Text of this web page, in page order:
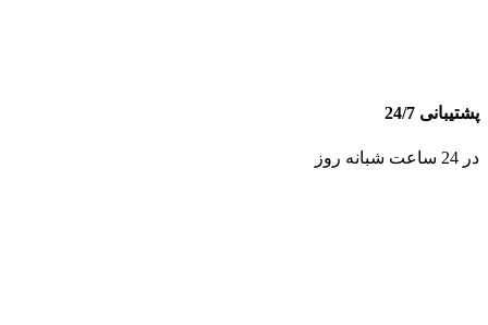
پشتیبانی 24/7
در 24 ساعت شبانه روز